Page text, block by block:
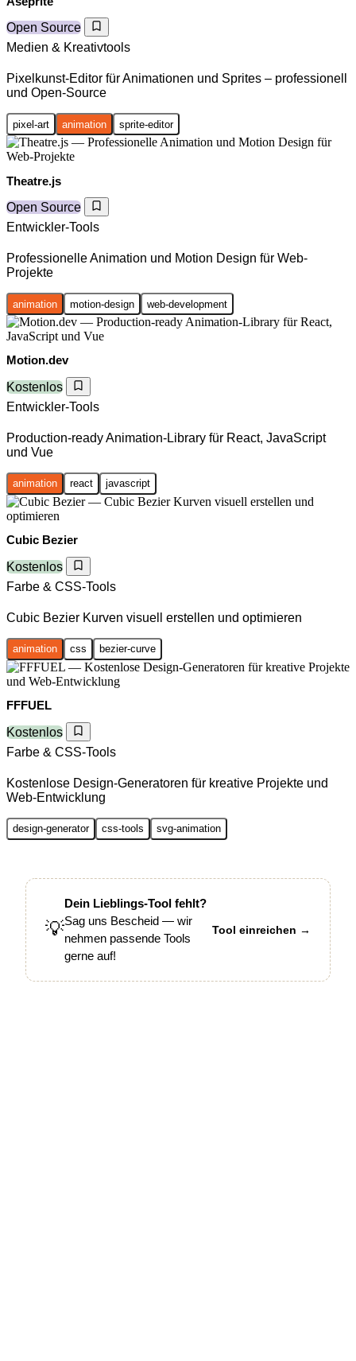
Open Source
Medien & Kreativtools
Pixelkunst-Editor für Animationen und Sprites – professionell
und Open-Source
pixel-art animation sprite-editor
Theatre.js
Open Source
Entwickler-Tools
Professionelle Animation und Motion Design für Web-
Projekte
animation motion-design web-development
Motion.dev
Kostenlos
Entwickler-Tools
Production-ready Animation-Library für React, JavaScript
und Vue
animation react javascript
Cubic Bezier
Kostenlos
Farbe & CSS-Tools
Cubic Bezier Kurven visuell erstellen und optimieren
animation css bezier-curve
FFFUEL
Kostenlos
Farbe & CSS-Tools
Kostenlose Design-Generatoren für kreative Projekte und
Web-Entwicklung
design-generator css-tools svg-animation
💡
Dein Lieblings-Tool fehlt?
Sag uns Bescheid — wir
nehmen passende Tools
gerne auf!
Tool einreichen →